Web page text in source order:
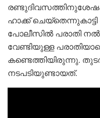
ഹാക്ക്
പോലീസിൽ പരാതി
വേണ്ടിയുള്ള
കണ്ടെത്തിയിരുന്നു.
നടപടിയുണ്ടായത്.